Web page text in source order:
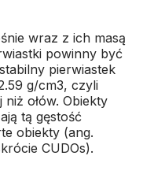
wraz z ich masą
powinny być
pierwiastek
g/cm3, czyli
ołów. Obiekty
tą gęstość
obiekty (ang.
CUDOs).